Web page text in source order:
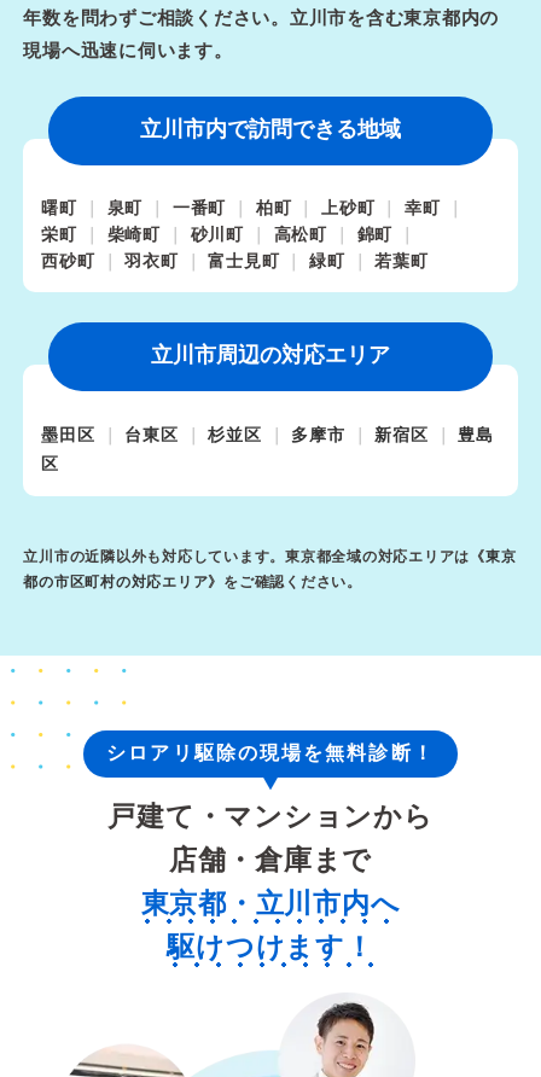
年数を問わずご相談ください。立川市を含む東京都内の
現場へ迅速に伺います。
立川市内で訪問できる地域
曙町 泉町 一番町 柏町 上砂町
幸町
栄町
柴崎町 砂川町 高松町
錦町
西砂町
羽衣町 富士見町 緑町 若葉町
立川市周辺の対応エリア
墨田区 台東区 杉並区 多摩市 新宿区
豊島
区
立川市の近隣以外も対応しています。東京都全域の対応エリアは《東京
都の市区町村の対応エリア》をご確認ください。
シロアリ駆除の現場を無料診断！
戸建て・マンションから
店舗・倉庫まで
東京都・立川市内へ
駆けつけます！